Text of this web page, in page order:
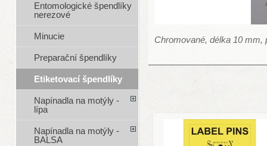
Chromované, délka 10
Entomologické špendlíky
nerezové
Minucie
Preparační špendlíky
Etiketovací špendlíky
Napínadla na motýly -
lípa
Napínadla na motýly -
BALSA